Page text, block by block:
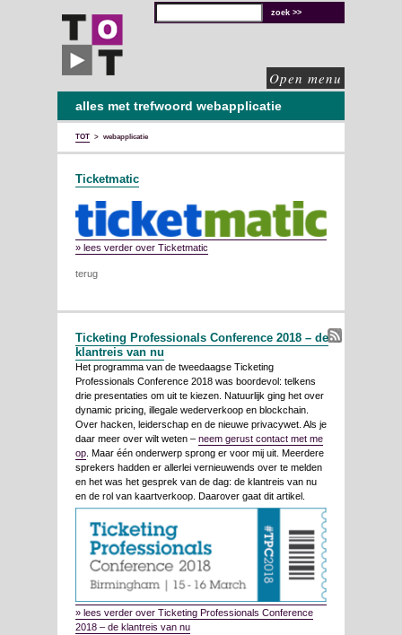
voor
culturele
sector
Open menu
alles met trefwoord webapplicatie
TOT > webapplicatie
Ticketmatic
» lees verder over Ticketmatic
terug
Ticketing Professionals Conference 2018 – de
klantreis van nu
Het programma van de tweedaagse Ticketing
Professionals Conference 2018 was boordevol: telkens
drie presentaties om uit te kiezen. Natuurlijk ging het over
dynamic pricing, illegale wederverkoop en blockchain.
Over hacken, leiderschap en de nieuwe privacywet. Als je
daar meer over wilt weten – neem gerust contact met me
op . Maar één onderwerp sprong er voor mij uit. Meerdere
sprekers hadden er allerlei vernieuwends over te melden
en het was het gesprek van de dag: de klantreis van nu
en de rol van kaartverkoop. Daarover gaat dit artikel.
» lees verder over Ticketing Professionals Conference
2018 – de klantreis van nu